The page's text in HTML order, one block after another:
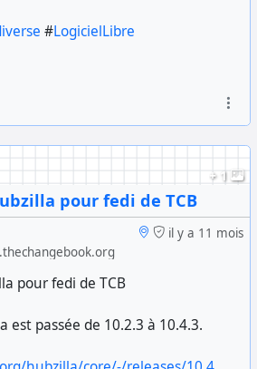
#LogicielLibre
+ 1
pour fedi de TCB
il y a 11 mois
pour fedi de TCB
est passée de 10.2.3 à 10.4.3.